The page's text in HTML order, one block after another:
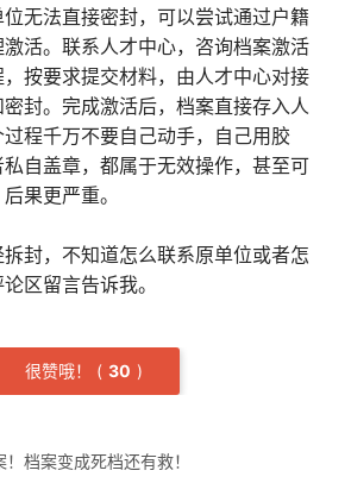
无法直接密封，可以尝试通过户籍
活。联系人才中心，咨询档案激活
按要求提交材料，由人才中心对接
封。完成激活后，档案直接存入人
程千万不要自己动手，自己用胶
自盖章，都属于无效操作，甚至可
果更严重。
封，不知道怎么联系原单位或者怎
区留言告诉我。
很赞哦！ ( 30 )
档案变成死档还有救！